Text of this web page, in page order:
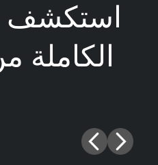
استكشف
الكاملة